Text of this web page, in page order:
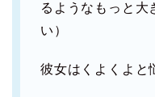
るようなもっと大
い）
彼女はくよくよと